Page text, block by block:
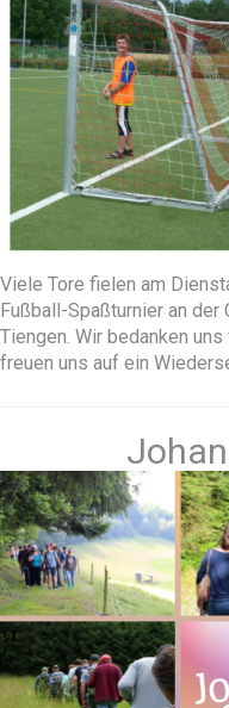
Viele Tore fielen am
Fußball-Spaßturnier an der
Tiengen. Wir bedanken
freuen uns auf ein